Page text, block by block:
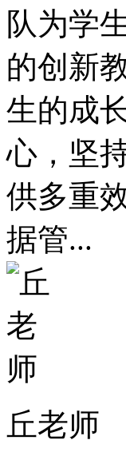
队为学
的创新
生的成
心，坚
供多重
据管...
丘老师